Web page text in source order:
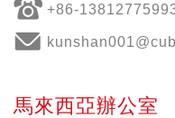
+86-
馬來西亞辦公室